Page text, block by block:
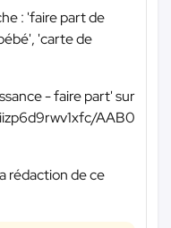
: 'faire part de
'carte de
- faire part' sur
AAB0
rédaction de ce